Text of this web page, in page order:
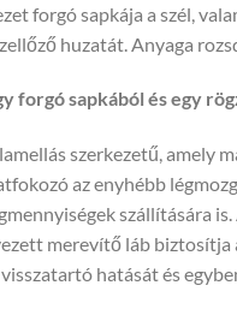
forgó sapkája a szél,
huzatát. Anyaga
forgó sapkából és egy
szerkezetű, amely
az enyhébb
szállítására
merevítő láb
hatását és